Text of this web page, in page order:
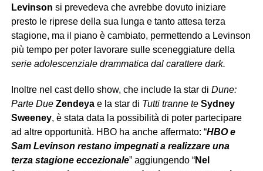
Levinson si prevedeva che avrebbe dovuto iniziare
presto le riprese della sua lunga e tanto attesa terza
stagione, ma il piano è cambiato, permettendo a Levinson
più tempo per poter lavorare sulle sceneggiature della
serie adolescenziale drammatica dal carattere dark.
Inoltre nel cast dello show, che include la star di Dune:
Parte Due Zendeya e la star di Tutti tranne te Sydney
Sweeney, è stata data la possibilità di poter partecipare
ad altre opportunità. HBO ha anche affermato: “HBOe
Sam Levinson restano impegnati a realizzare una
terza stagione eccezionale” aggiungendo “Nel